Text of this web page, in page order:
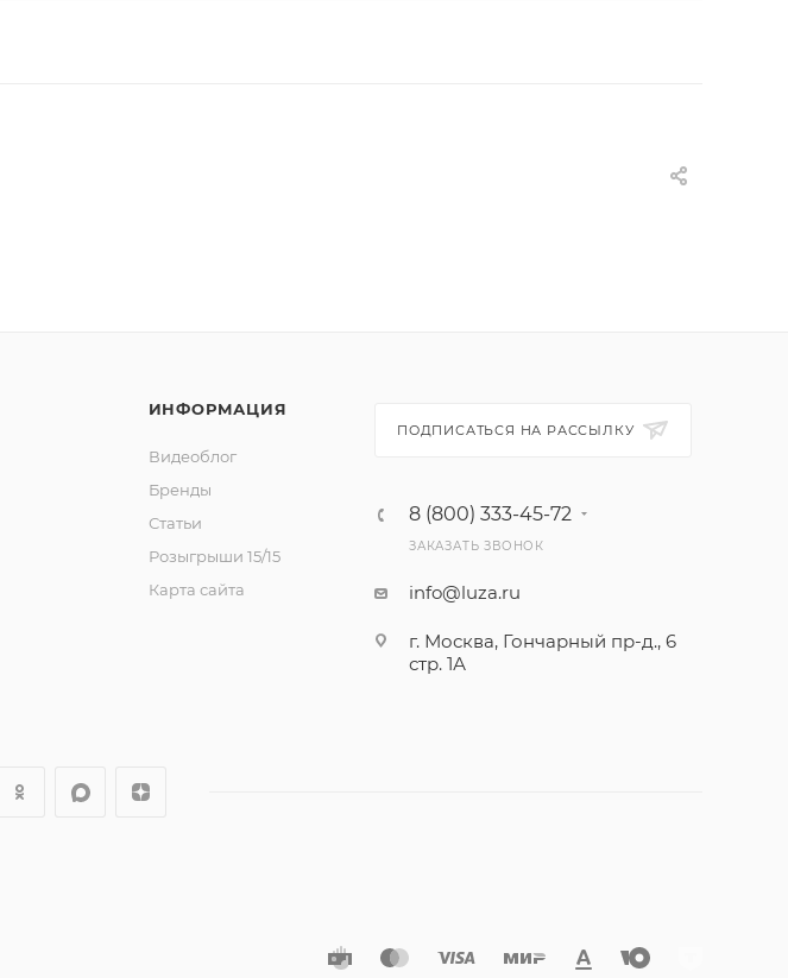
ИНФОРМАЦИЯ
Видеоблог
Бренды
Статьи
Розыгрыши 15/15
Карта сайта
ПОДПИСАТЬСЯ НА РАССЫЛКУ
8 (800) 333-45-72
ЗАКАЗАТЬ ЗВОНОК
info@luza.ru
г. Москва, Гончарный пр-д., 6
стр. 1А